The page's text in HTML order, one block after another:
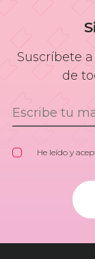
Suscríbete
de
He leído y